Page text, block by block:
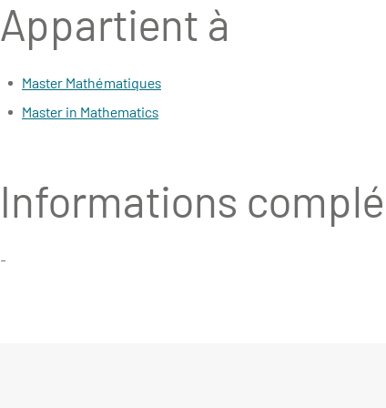
Appartient à
Master Mathématiques
Master in Mathematics
Informations
-